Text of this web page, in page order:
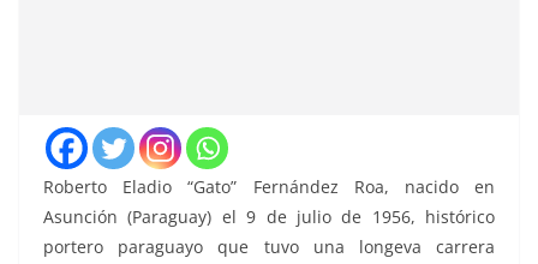
Roberto Eladio “Gato” Fernández Roa, nacido en
Asunción (Paraguay) el 9 de julio de 1956, histórico
portero paraguayo que tuvo una longeva carrera